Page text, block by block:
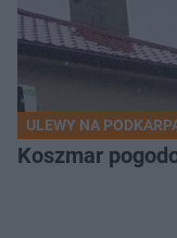
ULEWY NA
Koszmar